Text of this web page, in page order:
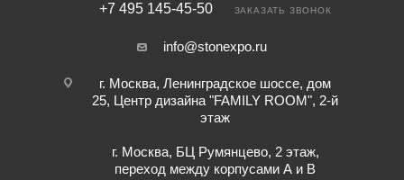
+7 495 145-45-50 ЗАКАЗАТЬ ЗВОНОК
info@stonexpo.ru
г. Москва, Ленинградское шоссе, дом
25, Центр дизайна "FAMILY ROOM", 2-й
этаж
г. Москва, БЦ Румянцево, 2 этаж,
переход между корпусами А и В